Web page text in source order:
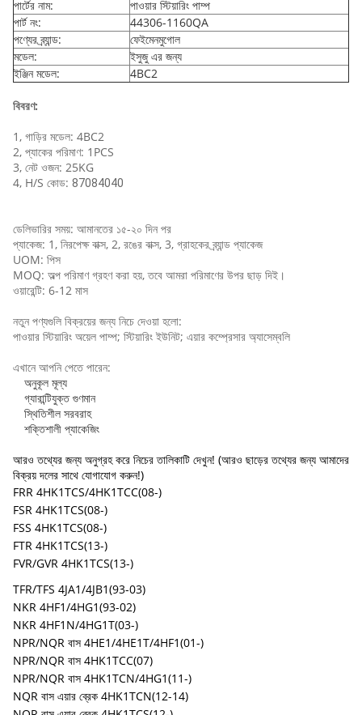
পার্টের নাম:
পাওয়ার স্টিয়ারিং পাম্প
পার্ট নং:
44306-1160QA
পণ্যের ব্র্যান্ড:
ফেইমেনমুগোল
মডেল:
ইসুজু এর জন্য
ইঞ্জিন মডেল:
4BC2
বিবরণ:
1, গাড়ির মডেল: 4BC2
2, প্যাকের পরিমাণ: 1PCS
3, নেট ওজন: 25KG
4, H/S কোড: 87084040
ডেলিভারির সময়: আমানতের ১৫-২০ দিন পর
প্যাকেজ: 1, নিরপেক্ষ বাক্স, 2, রঙের বাক্স, 3, গ্রাহকের ব্র্যান্ড প্যাকেজ
UOM: পিস
MOQ: অল্প পরিমাণ গ্রহণ করা হয়, তবে আমরা পরিমাণের উপর ছাড় দিই।
ওয়ারেন্টি: 6-12 মাস
নতুন পণ্যগুলি বিক্রয়ের জন্য নিচে দেওয়া হলো:
পাওয়ার স্টিয়ারিং অয়েল পাম্প; স্টিয়ারিং ইউনিট; এয়ার কম্প্রেসার অ্যাসেম্বলি
এখানে আপনি পেতে পারেন:
অনুকূল মূল্য
গ্যারান্টিযুক্ত গুণমান
স্থিতিশীল সরবরাহ
শক্তিশালী প্যাকেজিং
আরও তথ্যের জন্য অনুগ্রহ করে নিচের তালিকাটি দেখুন! (আরও ছাড়ের তথ্যের জন্য আমাদের
বিক্রয় দলের সাথে যোগাযোগ করুন!)
FRR 4HK1TCS/4HK1TCC(08-)
FSR 4HK1TCS(08-)
FSS 4HK1TCS(08-)
FTR 4HK1TCS(13-)
FVR/GVR 4HK1TCS(13-)
TFR/TFS 4JA1/4JB1(93-03)
NKR 4HF1/4HG1(93-02)
NKR 4HF1N/4HG1T(03-)
NPR/NQR বাস 4HE1/4HE1T/4HF1(01-)
NPR/NQR বাস 4HK1TCC(07)
NPR/NQR বাস 4HK1TCN/4HG1(11-)
NQR বাস এয়ার ব্রেক 4HK1TCN(12-14)